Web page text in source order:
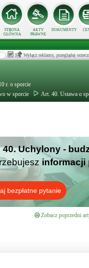
STRONA
GŁÓWNA
AKTY
PRAWNE
DOKUMENTY
Wyłącz reklamy, przeglądaj
r. o sporcie
w sporcie Art. 40. Ustawa o
40. Uchylony -
informacji
bezpłatne pytanie
Zobacz poprzedni